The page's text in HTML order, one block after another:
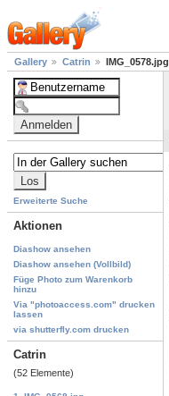
Gallery Catrin IMG_0578.jpg
Erweiterte Suche
Aktionen
Diashow ansehen
Diashow ansehen (Vollbild)
Füge Photo zum Warenkorb
hinzu
Via "photoaccess.com" drucken
lassen
via shutterfly.com drucken
Catrin
(52 Elemente)